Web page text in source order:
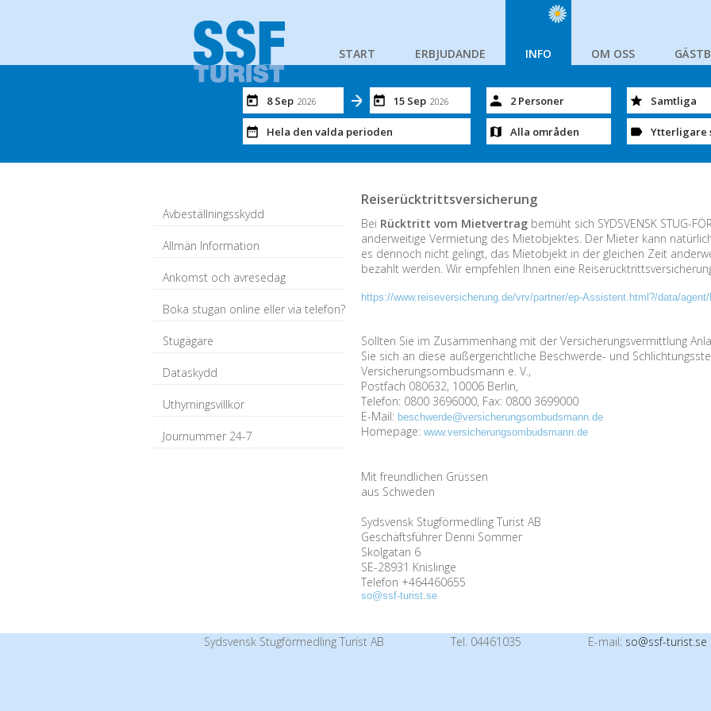
START ERBJUDANDE INFO OM OSS
8 Sep 2026 15 Sep 2026
Hela den valda perioden
2 Personer
Alla områden
Samtliga
Ytterligare
Avbeställningsskydd
Allmän Information
Ankomst och avresedag
Boka stugan online eller via telefon?
Stugägare
Dataskydd
Uthyrningsvillkor
Journummer 24-7
Reiserücktrittsversicherung
Bei Rücktritt vom Mietvertrag bemüht sich SYDSVENSK STUG-
anderweitige Vermietung des Mietobjektes. Der Mieter kann
es dennoch nicht gelingt, das Mietobjekt in der gleichen Zeit
bezahlt werden. Wir empfehlen Ihnen eine
https://www.reiseversicherung.de/vrv/partner/ep-Assistent.html?/data/
Sollten Sie im Zusammenhang mit der Versicherungsvermittlung
Sie sich an diese außergerichtliche Beschwerde- und
Versicherungsombudsmann e. V.,
Postfach 080632, 10006 Berlin,
Telefon: 0800 3696000, Fax: 0800 3699000
E-Mail: beschwerde@versicherungsombudsmann.de
Homepage: www.versicherungsombudsmann.de
Mit freundlichen Grüssen
aus Schweden
Sydsvensk Stugförmedling Turist AB
Geschäftsführer Denni Sommer
Skolgatan 6
SE-28931 Knislinge
Telefon +464460655
so@ssf-turist.se
Sydsvensk Stugförmedling Turist AB Tel. 04461035 E-mail: so@ssf-turist.se